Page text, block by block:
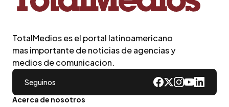
TotalMedios es el portal latinoamericano
mas importante de noticias de agencias y
medios de comunicacion.
Seguinos
Acerca de nosotros